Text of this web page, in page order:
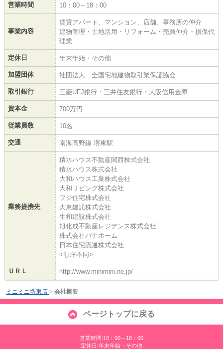
営業時間 10：00～18：00
事業内容
賃貸アパート、マンション、店舗、事務所の仲介
建物管理・土地活用・リフォーム・売買仲介・損保代
理業
定休日 年末年始・その他
加盟団体 社団法人 全国宅地建物取引業保証協会
取引銀行 三菱UFJ銀行・三井住友銀行・大阪信用金庫
資本金 700万円
従業員数 10名
交通 南海高野線 堺東駅
業務提携先
積水ハウス不動産関西株式会社
積水ハウス株式会社
大和ハウス工業株式会社
大和リビング株式会社
フジ住宅株式会社
大東建託株式会社
生和建設株式会社
旭化成不動産レジデンス株式会社
株式会社パナホーム
日本住宅流通株式会社
<順序不同>
ＵＲＬ http://www.minimini.ne.jp/
ミニミニ堺東店 > 会社概要
ページトップに戻る
営業時間:10：00～18：00
定休日:年末年始・その他